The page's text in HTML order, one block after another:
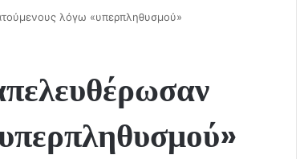
λόγω «υπερπληθυσμού»